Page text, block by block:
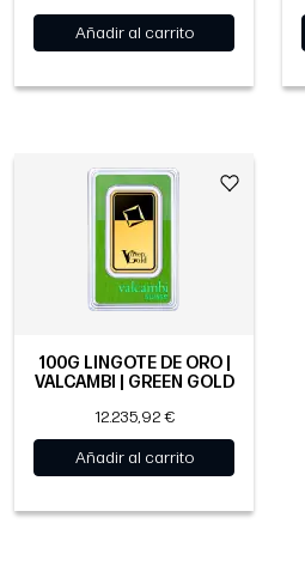
Añadir al carrito
100G LINGOTE DE ORO |
VALCAMBI | GREEN GOLD
12.235,92 €
Añadir al carrito